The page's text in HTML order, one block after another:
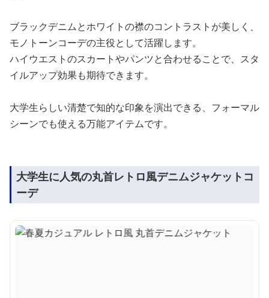
ブラックデニムとホワイトの襟のコントラストが美しく、
モノトーンコーデの主役として活躍します。
ハイウエストのスカートやパンツと合わせることで、スタ
イルアップ効果も期待できます。
大学生らしい清楚で知的な印象を演出できる、フォーマル
シーンでも使える万能アイテムです。
大学生に人気の丸首レトロ風デニムジャケットコ
ーデ